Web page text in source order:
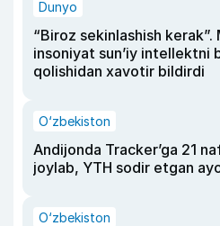
Dunyo
“Biroz sekinlashish kerak”.
insoniyat sun’iy intellektni
qolishidan xavotir bildirdi
O‘zbekiston
Andijonda Tracker’ga 21
joylab, YTH sodir etgan
O‘zbekiston